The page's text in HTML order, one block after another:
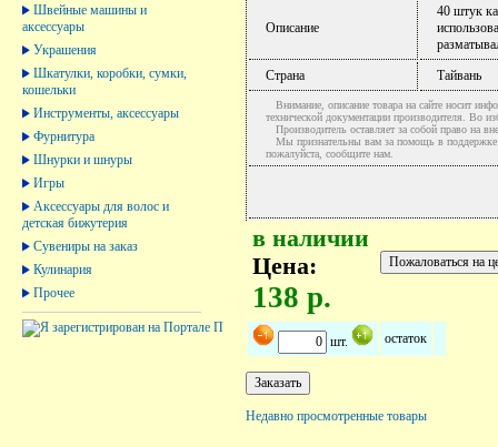
Швейные машины и
аксессуары
Украшения
Шкатулки, коробки, сумки,
кошельки
Инструменты, аксессуары
Фурнитура
Шнурки и шнуры
Игры
Аксессуары для волос и
детская бижутерия
Сувениры на заказ
Кулинария
Прочее
Описание
40 штук
Страна
Тайвань
Внимание, описание товара на сайте носит
технической документации производителя. Во
Производитель оставляет за собой право на
Мы признательны вам за помощь в поддержке
пожалуйста, сообщите нам.
в наличии
Цена:
138 р.
шт. остаток
Недавно просмотренные товары